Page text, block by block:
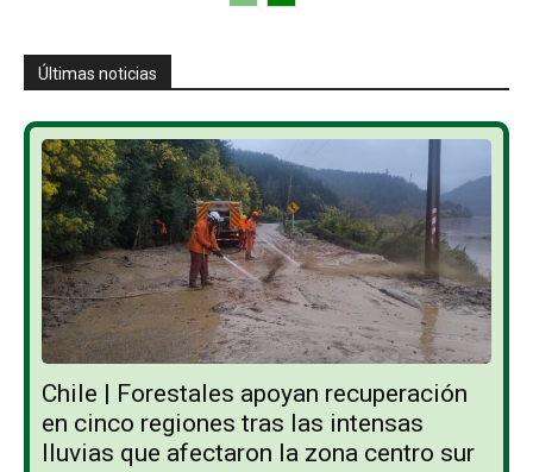
Últimas noticias
Chile | Forestales apoyan recuperación
en cinco regiones tras las intensas
lluvias que afectaron la zona centro sur